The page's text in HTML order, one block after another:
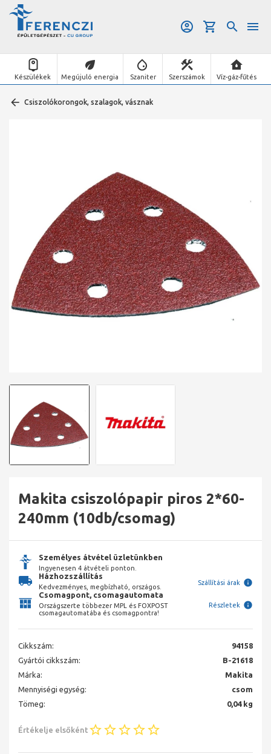
Készülékek Megújuló energia Szaniter Szerszámok Víz-gáz-fűtés
Csiszolókorongok, szalagok, vásznak
Makita csiszolópapir piros 2*60-
240mm (10db/csomag)
Személyes átvétel üzletünkben
Ingyenesen 4 átvételi ponton.
Házhozszállítás
Kedvezményes, megbízható, országos.
Szállítási árak
Csomagpont, csomagautomata
Országszerte többezer MPL és FOXPOST
csomagautomatába és csomagpontra!
Részletek
Cikkszám:
94158
Gyártói cikkszám:
B-21618
Márka:
Makita
Mennyiségi egység:
csom
Tömeg:
0,04 kg
Értékelje elsőként